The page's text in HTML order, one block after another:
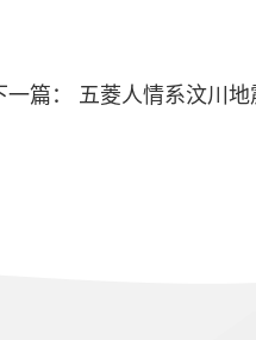
一篇： 五菱人情系汶川